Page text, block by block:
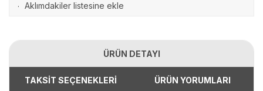
· Aklımdakiler listesine ekle
ÜRÜN DETAYI
TAKSİT SEÇENEKLERİ ÜRÜN YORUMLARI